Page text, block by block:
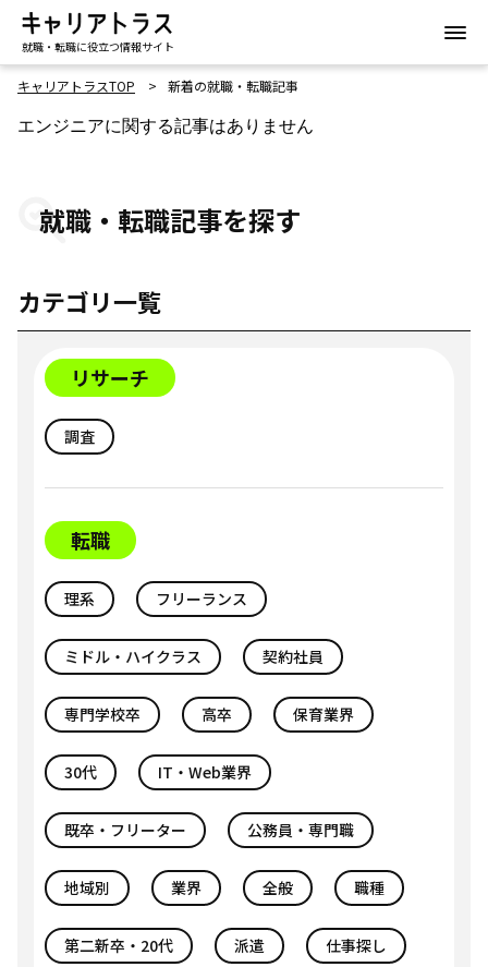
就職・転職に役立つ情報サイト
キャリアトラスTOP 新着の就職・転職記事
エンジニアに関する記事はありません
就職・転職記事を探す
カテゴリ一覧
リサーチ
調査
転職
理系 フリーランス
ミドル・ハイクラス 契約社員
専門学校卒 高卒 保育業界
30代 IT・Web業界
既卒・フリーター 公務員・専門職
地域別 業界 全般 職種
第二新卒・20代 派遣 仕事探し